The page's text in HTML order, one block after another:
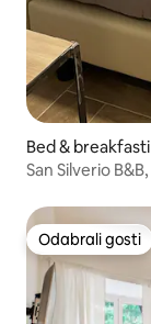
Bed & breakfasti
San Silverio
Odabrali gosti
Odabrali gosti